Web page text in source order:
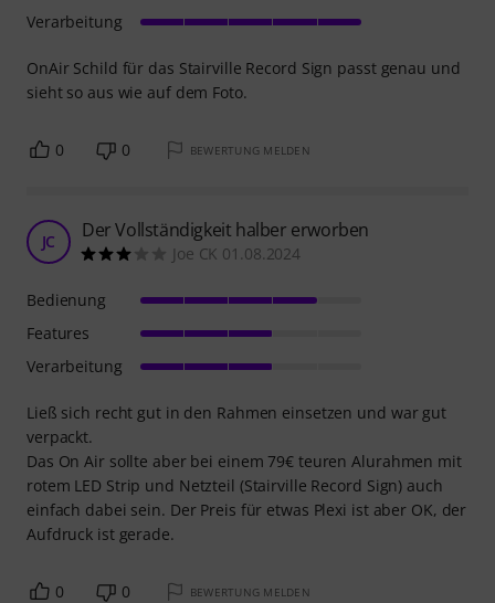
OnAir Schild für das Stairville Record Sign passt genau und
sieht so aus wie auf dem Foto.
Verarbeitung
0 0 BEWERTUNG MELDEN
JC Der Vollständigkeit halber erworben
Joe CK 01.08.2024
Ließ sich recht gut in den Rahmen einsetzen und war gut
verpackt.
Das On Air sollte aber bei einem 79€ teuren Alurahmen mit
rotem LED Strip und Netzteil (Stairville Record Sign) auch
einfach dabei sein. Der Preis für etwas Plexi ist aber OK, der
Aufdruck ist gerade.
Bedienung
Features
Verarbeitung
0 0 BEWERTUNG MELDEN